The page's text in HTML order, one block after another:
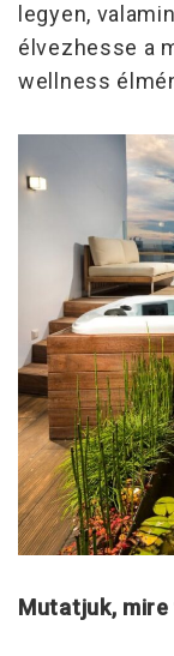
legyen,
élvezhesse a
wellness
Mutatjuk,